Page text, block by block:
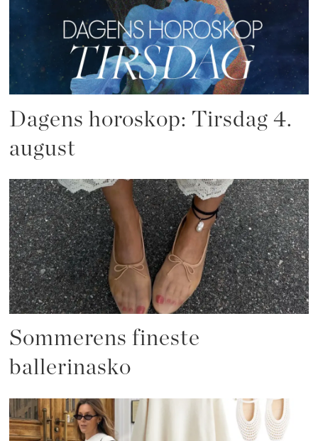
Dagens horoskop: Tirsdag 4.
august
Sommerens fineste
ballerinasko